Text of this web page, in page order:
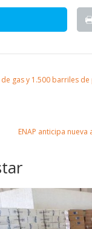
gas y 1.500 barriles
ENAP anticipa